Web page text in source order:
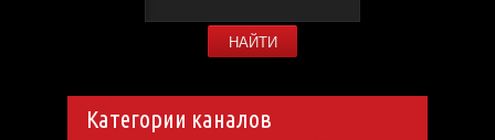
Категории каналов